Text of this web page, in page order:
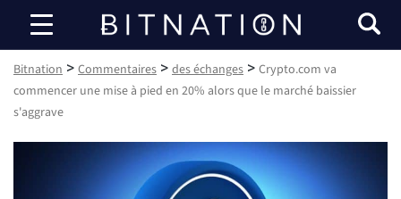
Bitnation
Bitnation > Commentaires > des échanges > Crypto.com va
commencer une mise à pied en 20% alors que le marché baissier
s'aggrave